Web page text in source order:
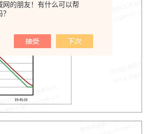
网的朋友！有什么可以帮